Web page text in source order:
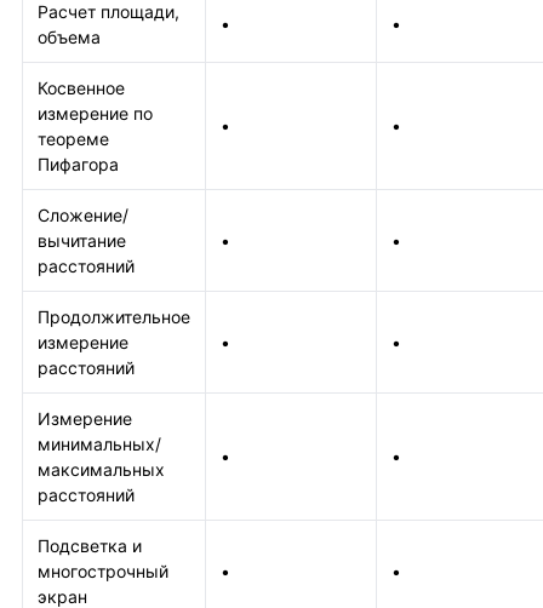
Расчет площади,
объема
• •
Косвенное
измерение по
теореме
Пифагора
• •
Сложение/
вычитание
расстояний
• •
Продолжительное
измерение
расстояний
• •
Измерение
минимальных/
максимальных
расстояний
• •
Подсветка и
многострочный
экран
• •